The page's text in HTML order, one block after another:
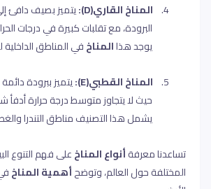
4.
المناخ القاري(D)
:يتميز بصيف دافئ
البرودة، مع تقلبات كبيرة في درجات
يوجد هذاالمناخفي المناطق الداخلية
5.
المناخ القطبي(E)
:يتميز ببرودة
يشمل هذا التصنيف مناطق التندرا
تساعدنا معرفةأنواع المناخعلى فهم التنوع
المختلفة حول العالم، وتوضحأهمية المناخ